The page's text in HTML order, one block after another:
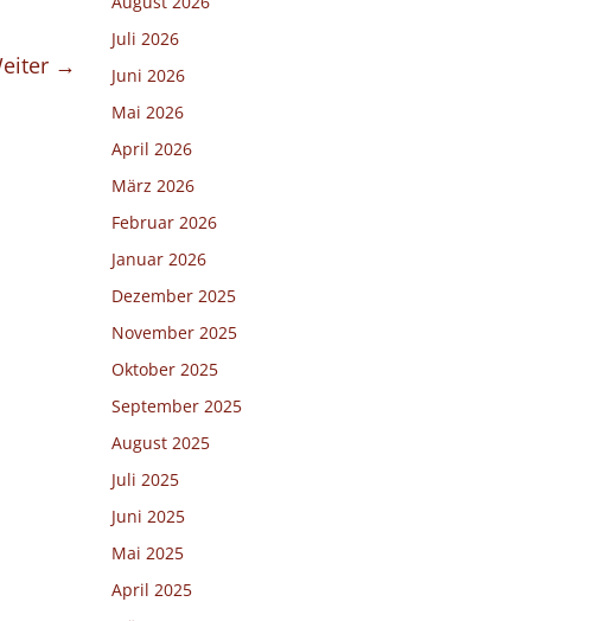
→
Juli 2026
Juni 2026
Mai 2026
April 2026
März 2026
Februar 2026
Januar 2026
Dezember 2025
November 2025
Oktober 2025
September 2025
August 2025
Juli 2025
Juni 2025
Mai 2025
April 2025